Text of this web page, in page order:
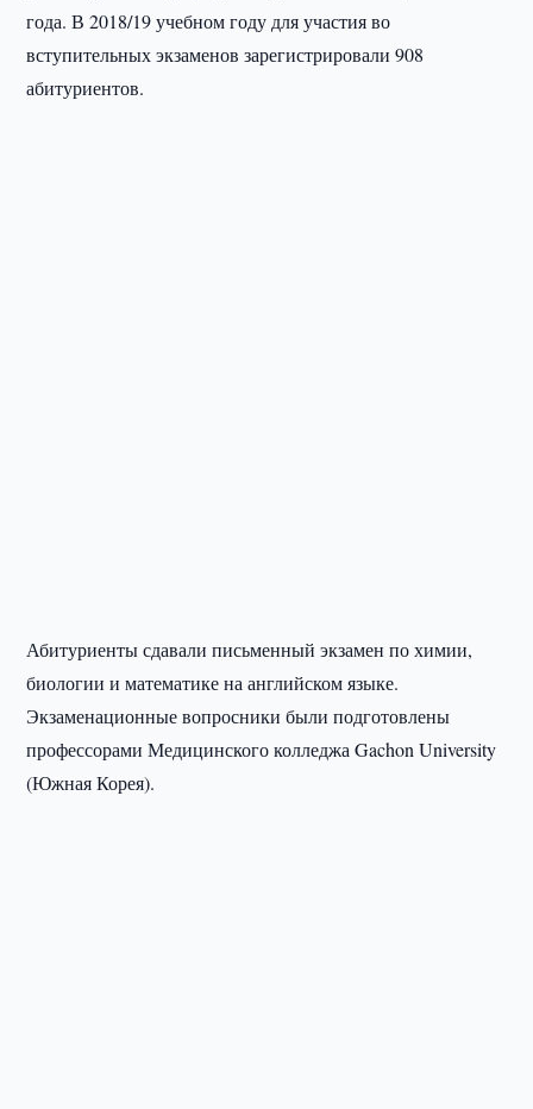
года. В 2018/19 учебном году для участия во
вступительных экзаменов зарегистрировали 908
абитуриентов.
Абитуриенты сдавали письменный экзамен по химии,
биологии и математике на английском языке.
Экзаменационные вопросники были подготовлены
профессорами Медицинского колледжа Gachon University
(Южная Корея).